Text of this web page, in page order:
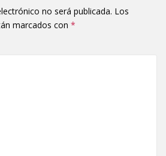
no será publicada. Los
marcados con *